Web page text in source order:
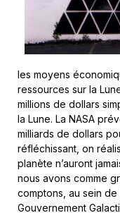
les moyens
ressources sur la
millions de dollars
la Lune. La NASA
milliards de dollars
réfléchissant, on
planète n’auront
nous avons comme
comptons, au sein de
Gouvernement